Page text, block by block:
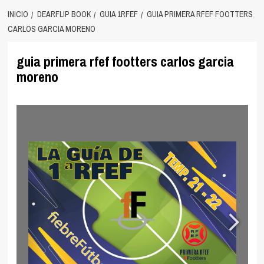
INICIO DEARFLIP BOOK GUIA 1RFEF
GUIA PRIMERA RFEF FOOTTERS
CARLOS GARCIA MORENO
guia primera rfef footters carlos garcia
moreno